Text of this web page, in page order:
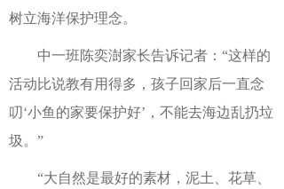
树立海洋保护理念。
中一班陈奕澍家长告诉记者：“这样的
活动比说教有用得多，孩子回家后一直念
叨‘小鱼的家要保护好’，不能去海边乱扔垃
圾。”
“大自然是最好的素材，泥土、花草、